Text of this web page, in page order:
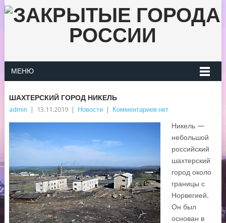
МЕНЮ
ШАХТЕРСКИЙ ГОРОД НИКЕЛЬ
admin 13.11.2019 Новости Комментариев нет
Никель —
небольшой
российский
шахтерский
город около
границы с
Норвегией.
Он был
основан в